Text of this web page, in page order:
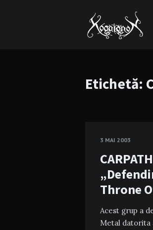
Etichetă:
3 MAI 2003
Throne
Acest grup a
Metal datorita